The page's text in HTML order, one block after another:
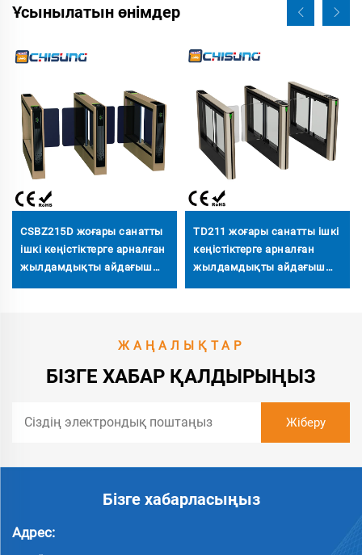
Ұсынылатын өнімдер
CSBZ215D жоғары санатты
ішкі кеңістіктерге арналған
жылдамдықты айдағыш
домалақталған парақ
механизмі
TD211 жоғары санатты ішкі
кеңістіктерге арналған
жылдамдықты айдағыш
домалақталған парақ
корпус, құйма темір
механизмі
ЖАҢАЛЫҚТАР
БІЗГЕ ХАБАР ҚАЛДЫРЫҢЫЗ
Бізге хабарласыңыз
Адрес: